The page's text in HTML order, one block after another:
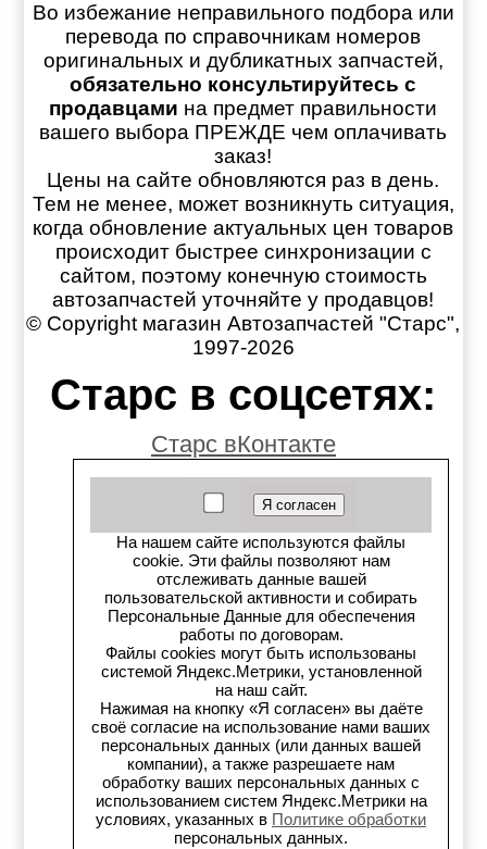
Во избежание неправильного подбора или
перевода по справочникам номеров
оригинальных и дубликатных запчастей,
обязательно консультируйтесь с
продавцами на предмет правильности
вашего выбора ПРЕЖДЕ чем оплачивать
заказ!
Цены на сайте обновляются раз в день.
Тем не менее, может возникнуть ситуация,
когда обновление актуальных цен товаров
происходит быстрее синхронизации с
сайтом, поэтому конечную стоимость
автозапчастей уточняйте у продавцов!
© Copyright магазин Автозапчастей "Старс",
1997-2026
Старс в соцсетях:
Старс вКонтакте
Старс в YouTube
Телеграм-канал
Старс на Drom.ru
Старс в auto.ru
Старс в картах Яндекс
Старс в картах 2ГИС
Старс на Avito.ru
Старс на Drive2
На нашем сайте используются файлы
cookie. Эти файлы позволяют нам
отслеживать данные вашей
пользовательской активности и собирать
Персональные Данные для обеспечения
работы по договорам.
Файлы cookies могут быть использованы
системой Яндекс.Метрики, установленной
на наш сайт.
Нажимая на кнопку «Я согласен» вы даёте
своё согласие на использование нами ваших
персональных данных (или данных вашей
компании), а также разрешаете нам
обработку ваших персональных данных с
использованием систем Яндекс.Метрики на
условиях, указанных в Политике обработки
персональных данных.